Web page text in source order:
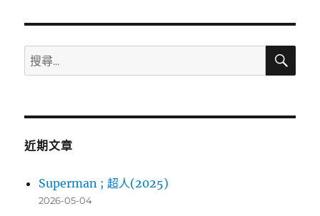
搜
尋
鍵
搜
近期文章
Superman ; 超人(2025)
2026-05-04